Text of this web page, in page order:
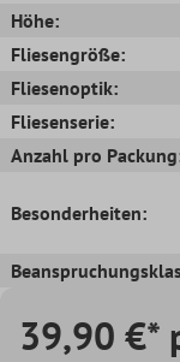
Höhe:
Fliesengröße:
Fliesenoptik:
Fliesenserie:
Anzahl pro
Besonderheiten:
39,90 €*